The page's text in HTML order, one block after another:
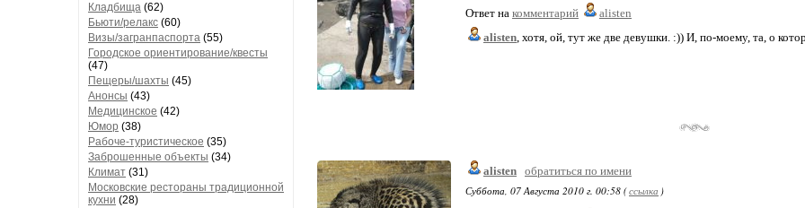
Кладбища (62)
Бьюти/релакс (60)
Визы/загранпаспорта (55)
Городское ориентирование/квесты
(47)
Пещеры/шахты (45)
Анонсы (43)
Медицинское (42)
Юмор (38)
Рабоче-туристическое (35)
Заброшенные объекты (34)
Климат (31)
Московские рестораны традиционной
кухни (28)
Ответ на комментарий
alisten
alisten, хотя, ой, тут же две девушки. :)) И, по-моему, та, о
alisten обратиться по имени
Суббота, 07 Августа 2010 г. 00:58 (ссылка )